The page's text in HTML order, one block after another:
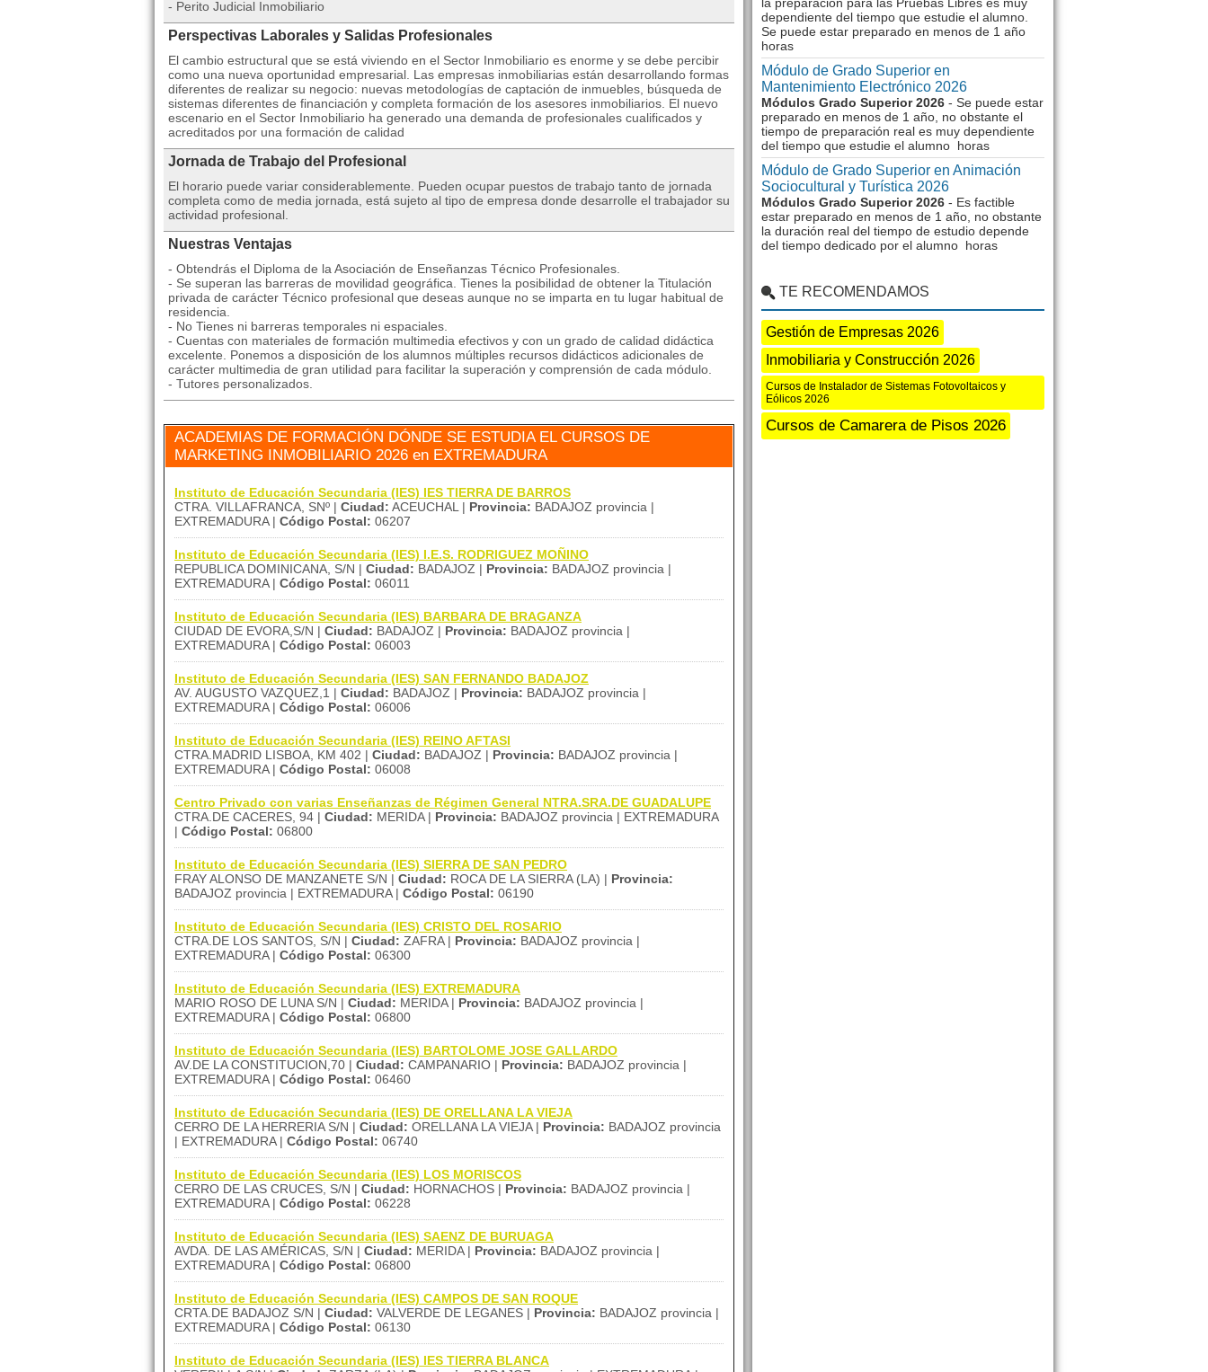
- Perito Judicial Inmobiliario
Perspectivas Laborales y Salidas Profesionales
El cambio estructural que se está viviendo en el Sector Inmobiliario es enorme y se debe percibir
como una nueva oportunidad empresarial. Las empresas inmobiliarias están desarrollando formas
diferentes de realizar su negocio: nuevas metodologías de captación de inmuebles, búsqueda de
sistemas diferentes de financiación y completa formación de los asesores inmobiliarios. El nuevo
escenario en el Sector Inmobiliario ha generado una demanda de profesionales cualificados y
acreditados por una formación de calidad
Jornada de Trabajo del Profesional
El horario puede variar considerablemente. Pueden ocupar puestos de trabajo tanto de jornada
completa como de media jornada, está sujeto al tipo de empresa donde desarrolle el trabajador su
actividad profesional.
Nuestras Ventajas
- Obtendrás el Diploma de la Asociación de Enseñanzas Técnico Profesionales.
- Se superan las barreras de movilidad geográfica. Tienes la posibilidad de obtener la Titulación
privada de carácter Técnico profesional que deseas aunque no se imparta en tu lugar habitual de
residencia.
- No Tienes ni barreras temporales ni espaciales.
- Cuentas con materiales de formación multimedia efectivos y con un grado de calidad didáctica
excelente. Ponemos a disposición de los alumnos múltiples recursos didácticos adicionales de
carácter multimedia de gran utilidad para facilitar la superación y comprensión de cada módulo.
- Tutores personalizados.
ACADEMIAS DE FORMACIÓN DÓNDE SE ESTUDIA EL CURSOS DE
MARKETING INMOBILIARIO 2026 en EXTREMADURA
Instituto de Educación Secundaria (IES) IES TIERRA DE BARROS
CTRA. VILLAFRANCA, SNº | Ciudad: ACEUCHAL | Provincia: BADAJOZ provincia |
EXTREMADURA | Código Postal: 06207
Instituto de Educación Secundaria (IES) I.E.S. RODRIGUEZ MOÑINO
REPUBLICA DOMINICANA, S/N | Ciudad: BADAJOZ | Provincia: BADAJOZ provincia |
EXTREMADURA | Código Postal: 06011
Instituto de Educación Secundaria (IES) BARBARA DE BRAGANZA
CIUDAD DE EVORA,S/N | Ciudad: BADAJOZ | Provincia: BADAJOZ provincia |
EXTREMADURA | Código Postal: 06003
Instituto de Educación Secundaria (IES) SAN FERNANDO BADAJOZ
AV. AUGUSTO VAZQUEZ,1 | Ciudad: BADAJOZ | Provincia: BADAJOZ provincia |
EXTREMADURA | Código Postal: 06006
Instituto de Educación Secundaria (IES) REINO AFTASI
CTRA.MADRID LISBOA, KM 402 | Ciudad: BADAJOZ | Provincia: BADAJOZ provincia |
EXTREMADURA | Código Postal: 06008
Centro Privado con varias Enseñanzas de Régimen General NTRA.SRA.DE GUADALUPE
CTRA.DE CACERES, 94 | Ciudad: MERIDA | Provincia: BADAJOZ provincia | EXTREMADURA
| Código Postal: 06800
Instituto de Educación Secundaria (IES) SIERRA DE SAN PEDRO
FRAY ALONSO DE MANZANETE S/N | Ciudad: ROCA DE LA SIERRA (LA) | Provincia:
BADAJOZ provincia | EXTREMADURA | Código Postal: 06190
Instituto de Educación Secundaria (IES) CRISTO DEL ROSARIO
CTRA.DE LOS SANTOS, S/N | Ciudad: ZAFRA | Provincia: BADAJOZ provincia |
EXTREMADURA | Código Postal: 06300
Instituto de Educación Secundaria (IES) EXTREMADURA
MARIO ROSO DE LUNA S/N | Ciudad: MERIDA | Provincia: BADAJOZ provincia |
EXTREMADURA | Código Postal: 06800
Instituto de Educación Secundaria (IES) BARTOLOME JOSE GALLARDO
AV.DE LA CONSTITUCION,70 | Ciudad: CAMPANARIO | Provincia: BADAJOZ provincia |
EXTREMADURA | Código Postal: 06460
Instituto de Educación Secundaria (IES) DE ORELLANA LA VIEJA
CERRO DE LA HERRERIA S/N | Ciudad: ORELLANA LA VIEJA | Provincia: BADAJOZ provincia
| EXTREMADURA | Código Postal: 06740
Instituto de Educación Secundaria (IES) LOS MORISCOS
CERRO DE LAS CRUCES, S/N | Ciudad: HORNACHOS | Provincia: BADAJOZ provincia |
EXTREMADURA | Código Postal: 06228
Instituto de Educación Secundaria (IES) SAENZ DE BURUAGA
AVDA. DE LAS AMÉRICAS, S/N | Ciudad: MERIDA | Provincia: BADAJOZ provincia |
EXTREMADURA | Código Postal: 06800
Instituto de Educación Secundaria (IES) CAMPOS DE SAN ROQUE
CRTA.DE BADAJOZ S/N | Ciudad: VALVERDE DE LEGANES | Provincia: BADAJOZ provincia |
EXTREMADURA | Código Postal: 06130
Instituto de Educación Secundaria (IES) IES TIERRA BLANCA
dependiente del tiempo que estudie el alumno.
Se puede estar preparado en menos de 1 año
horas
Módulo de Grado Superior en
Mantenimiento Electrónico 2026
Módulos Grado Superior 2026 - Se puede estar
preparado en menos de 1 año, no obstante el
tiempo de preparación real es muy dependiente
del tiempo que estudie el alumno horas
Módulo de Grado Superior en Animación
Sociocultural y Turística 2026
Módulos Grado Superior 2026 - Es factible
estar preparado en menos de 1 año, no obstante
la duración real del tiempo de estudio depende
del tiempo dedicado por el alumno horas
TE RECOMENDAMOS
Gestión de Empresas 2026
Inmobiliaria y Construcción 2026
Cursos de Instalador de Sistemas Fotovoltaicos y
Eólicos 2026
Cursos de Camarera de Pisos 2026